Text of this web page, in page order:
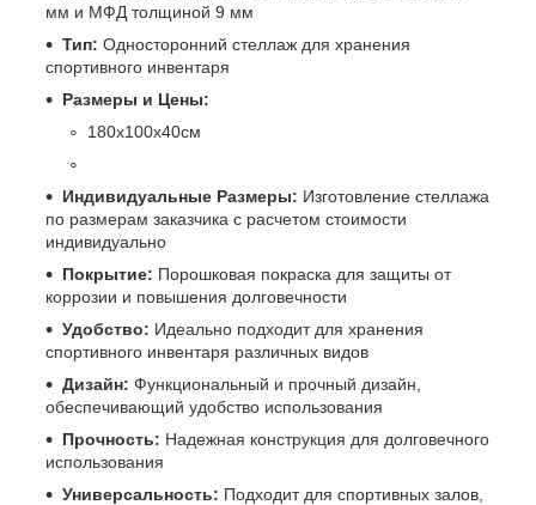
мм и МФД толщиной 9 мм
Тип: Односторонний стеллаж для хранения
спортивного инвентаря
Размеры и Цены:
180х100х40см
Индивидуальные Размеры: Изготовление стеллажа
по размерам заказчика с расчетом стоимости
индивидуально
Покрытие: Порошковая покраска для защиты от
коррозии и повышения долговечности
Удобство: Идеально подходит для хранения
спортивного инвентаря различных видов
Дизайн: Функциональный и прочный дизайн,
обеспечивающий удобство использования
Прочность: Надежная конструкция для долговечного
использования
Универсальность: Подходит для спортивных залов,